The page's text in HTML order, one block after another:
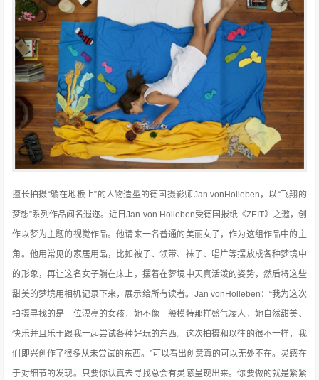
擅长拍摄“躺在地板上”的人物造型的德国摄影师Jan vonHolleben，以“飞翔的
梦想”系列作品闻名遐迩。近日Jan von Holleben受德国报纸《ZEIT》之邀，创
作以梦为主题的视觉作品。他请来一名普通的美丽女子，作为这组作品中的主
角。他用常见的家居用品，比如被子、领带、袜子、唱片等摆放成各种梦境中
的形象，再让这名女子躺在床上 ，摆着在梦境中天真活泼的姿势，然后将这些
甜美的梦境用相机记录下来，展示给所有读者。Jan vonHolleben：“我为这次
拍摄寻找的是一位漂亮的女孩，她不像一般模特那样盛气凌人，她自然甜美、
快乐并且乐于跟我一起尝试各种好玩的东西。这次拍摄和以往的很不一样，我
们即兴创作了很多从未尝试的东西。”可以看出创意真的可以无处不在。灵感在
于对细节的发现。只要你认真去寻找总会有灵感呈现出来。你要做的就是紧紧